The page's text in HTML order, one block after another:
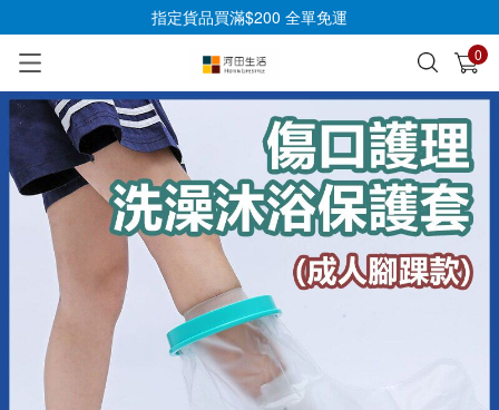
指定貨品買滿$200 全單免運
0
已加入購物車 查看